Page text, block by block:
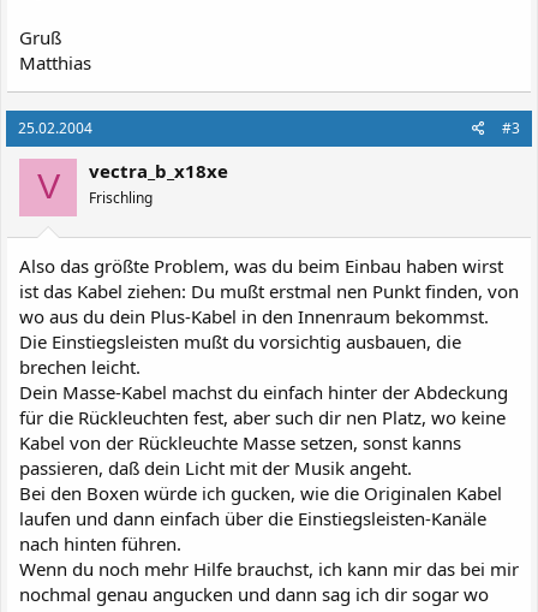
Gruß
Matthias
25.02.2004 #3
V vectra_b_x18xe
Frischling
Also das größte Problem, was du beim Einbau haben wirst
ist das Kabel ziehen: Du mußt erstmal nen Punkt finden, von
wo aus du dein Plus-Kabel in den Innenraum bekommst.
Die Einstiegsleisten mußt du vorsichtig ausbauen, die
brechen leicht.
Dein Masse-Kabel machst du einfach hinter der Abdeckung
für die Rückleuchten fest, aber such dir nen Platz, wo keine
Kabel von der Rückleuchte Masse setzen, sonst kanns
passieren, daß dein Licht mit der Musik angeht.
Bei den Boxen würde ich gucken, wie die Originalen Kabel
laufen und dann einfach über die Einstiegsleisten-Kanäle
nach hinten führen.
Wenn du noch mehr Hilfe brauchst, ich kann mir das bei mir
nochmal genau angucken und dann sag ich dir sogar wo